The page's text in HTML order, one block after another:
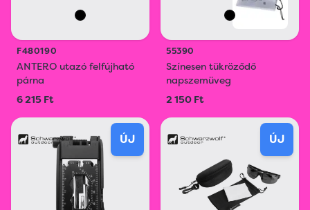
F480190
ANTERO utazó felfújható
párna
6 215 Ft
55390
Színesen tükröződő
napszemüveg
2 150 Ft
ÚJ ÚJ